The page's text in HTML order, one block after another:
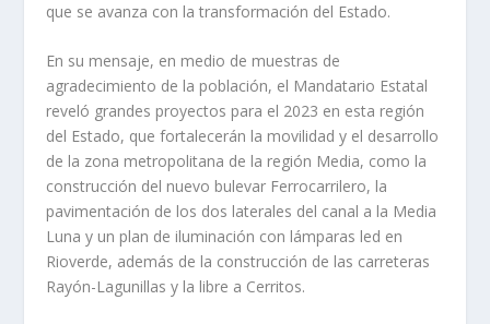
que se avanza con la transformación del Estado.
En su mensaje, en medio de muestras de
agradecimiento de la población, el Mandatario Estatal
reveló grandes proyectos para el 2023 en esta región
del Estado, que fortalecerán la movilidad y el desarrollo
de la zona metropolitana de la región Media, como la
construcción del nuevo bulevar Ferrocarrilero, la
pavimentación de los dos laterales del canal a la Media
Luna y un plan de iluminación con lámparas led en
Rioverde, además de la construcción de las carreteras
Rayón-Lagunillas y la libre a Cerritos.